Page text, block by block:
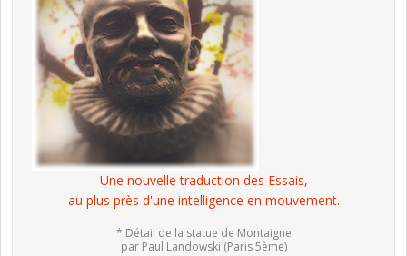
Une nouvelle traduction des Essais,
au plus près d'une intelligence en mouvement.
* Détail de la statue de Montaigne
par Paul Landowski (Paris 5ème)